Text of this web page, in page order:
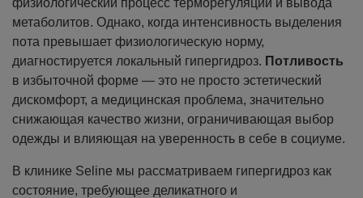
физиологический процесс терморегуляции и вывода
метаболитов. Однако, когда интенсивность выделения
пота превышает физиологическую норму,
диагностируется локальный гипергидроз. Потливость
в избыточной форме — это не просто эстетический
дискомфорт, а медицинская проблема, значительно
снижающая качество жизни, ограничивающая выбор
одежды и влияющая на уверенность в себе в социуме.
В клинике Seline мы рассматриваем гипергидроз как
состояние, требующее деликатного и